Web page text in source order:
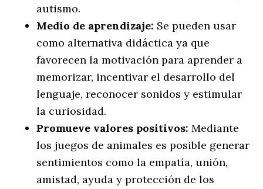
autismo.
Medio de aprendizaje: Se pueden usar
como alternativa didáctica ya que
favorecen la motivación para aprender a
memorizar, incentivar el desarrollo del
lenguaje, reconocer sonidos y estimular
la curiosidad.
Promueve valores positivos:Mediante
los juegos de animales es posible generar
sentimientos como la empatía, unión,
amistad, ayuda y protección de los